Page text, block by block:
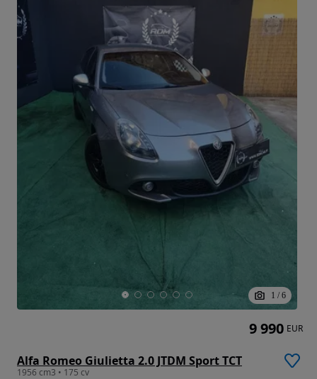
1 / 6
Alfa Romeo Giulietta 2.0 JTDM Sport TCT
1956 cm3 • 175 cv
9 990 EUR